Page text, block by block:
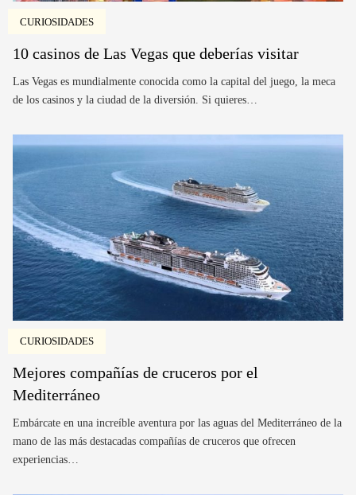
CURIOSIDADES
10 casinos de Las Vegas que deberías visitar
Las Vegas es mundialmente conocida como la capital del juego, la meca
de los casinos y la ciudad de la diversión. Si quieres…
CURIOSIDADES
Mejores compañías de cruceros por el
Mediterráneo
Embárcate en una increíble aventura por las aguas del Mediterráneo de la
mano de las más destacadas compañías de cruceros que ofrecen
experiencias…